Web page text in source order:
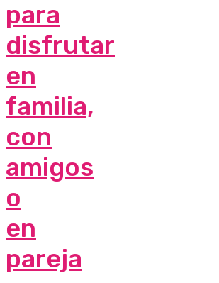
para
disfrutar
en
familia,
con
amigos
o
en
pareja